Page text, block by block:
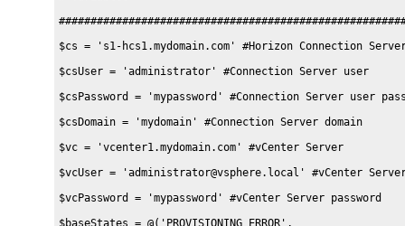
$cs = 's1-hcs1.mydomain.com' #Horizon Connection
$csUser = 'administrator' #Connection Server user
$csPassword = 'mypassword' #Connection Server user
$csDomain = 'mydomain' #Connection Server domain
$vc = 'vcenter1.mydomain.com' #vCenter Server
$vcUser = 'administrator@vsphere.local' #vCenter
$vcPassword = 'mypassword' #vCenter Server password
$baseStates = @('PROVISIONING_ERROR',